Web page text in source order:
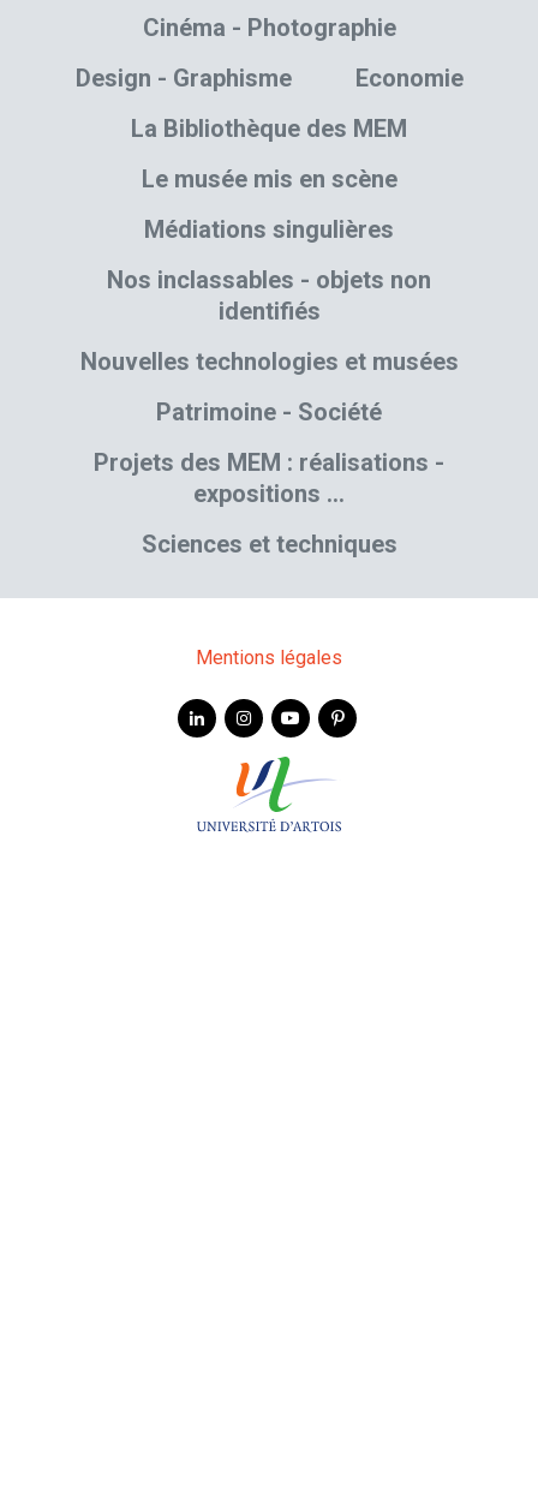
Cinéma - Photographie
Design - Graphisme
Economie
La Bibliothèque des MEM
Le musée mis en scène
Médiations singulières
Nos inclassables - objets non
identifiés
Nouvelles technologies et musées
Patrimoine - Société
Projets des MEM : réalisations -
expositions …
Sciences et techniques
Mentions légales